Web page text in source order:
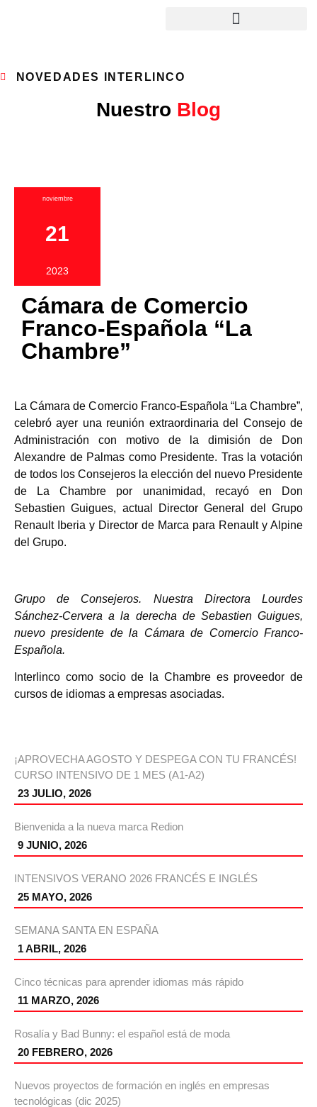
NOVEDADES INTERLINCO
Nuestro Blog
noviembre
21
2023
Cámara de Comercio
Franco-Española “La
Chambre”
La Cámara de Comercio Franco-Española “La Chambre”,
celebró ayer una reunión extraordinaria del Consejo de
Administración con motivo de la dimisión de Don
Alexandre de Palmas como Presidente. Tras la votación
de todos los Consejeros la elección del nuevo Presidente
de La Chambre por unanimidad, recayó en Don
Sebastien Guigues, actual Director General del Grupo
Renault Iberia y Director de Marca para Renault y Alpine
del Grupo.
Grupo de Consejeros. Nuestra Directora Lourdes
Sánchez-Cervera a la derecha de Sebastien Guigues,
nuevo presidente de la Cámara de Comercio Franco-
Española.
Interlinco como socio de la Chambre es proveedor de
cursos de idiomas a empresas asociadas.
¡APROVECHA AGOSTO Y DESPEGA CON TU FRANCÉS!
CURSO INTENSIVO DE 1 MES (A1-A2)
23 JULIO, 2026
Bienvenida a la nueva marca Redion
9 JUNIO, 2026
INTENSIVOS VERANO 2026 FRANCÉS E INGLÉS
25 MAYO, 2026
SEMANA SANTA EN ESPAÑA
1 ABRIL, 2026
Cinco técnicas para aprender idiomas más rápido
11 MARZO, 2026
Rosalía y Bad Bunny: el español está de moda
20 FEBRERO, 2026
Nuevos proyectos de formación en inglés en empresas
tecnológicas (dic 2025)